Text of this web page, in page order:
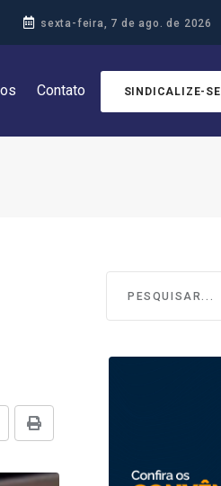
sexta-feira, 7 de ago. de 2026
Contato SINDICALIZE-SE